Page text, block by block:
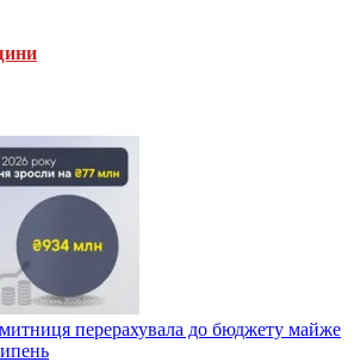
митниця перерахувала до бюджету майже